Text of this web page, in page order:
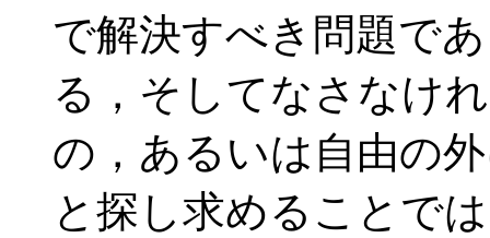
で解決すべき問題で
る，そしてなさなけ
の，あるいは自由の
と探し求めることで